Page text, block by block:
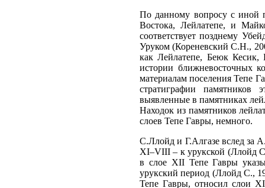
По данному вопросу с иной
Востока, Лейлатепе, и
соответствует позднему
Уруком (Кореневский С.Н.,
как Лейлатепе, Беюк Кесик,
истории ближневосточных
материалам поселения Тепе
стратиграфии
выявленные в памятниках
Находок из памятников
слоев Тепе Гавры, немного.
С.Ллойд и Г.Алгазе вслед за
XI–VIII – к урукской (Ллойд
в слое XII Тепе Гавры
урукский период (Ллойд С.,
Тепе Гавры, относил слои